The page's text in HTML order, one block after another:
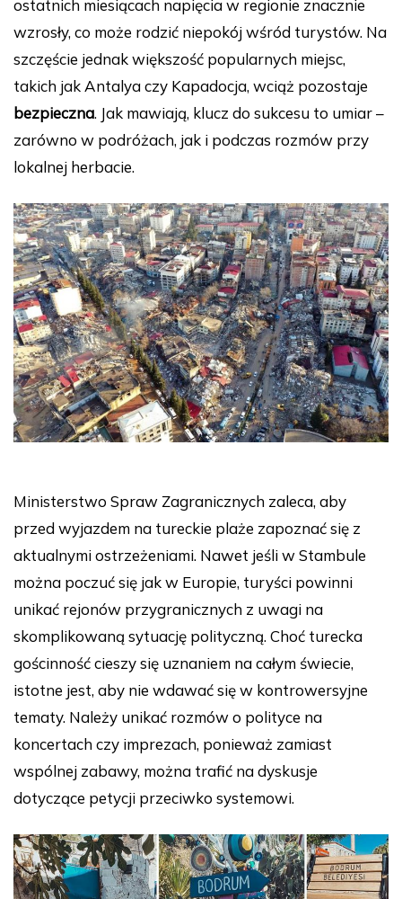
ostatnich miesiącach napięcia w regionie znacznie
wzrosły, co może rodzić niepokój wśród turystów. Na
szczęście jednak większość popularnych miejsc,
takich jak Antalya czy Kapadocja, wciąż pozostaje
bezpieczna. Jak mawiają, klucz do sukcesu to umiar –
zarówno w podróżach, jak i podczas rozmów przy
lokalnej herbacie.
Ministerstwo Spraw Zagranicznych zaleca, aby
przed wyjazdem na tureckie plaże zapoznać się z
aktualnymi ostrzeżeniami. Nawet jeśli w Stambule
można poczuć się jak w Europie, turyści powinni
unikać rejonów przygranicznych z uwagi na
skomplikowaną sytuację polityczną. Choć turecka
gościnność cieszy się uznaniem na całym świecie,
istotne jest, aby nie wdawać się w kontrowersyjne
tematy. Należy unikać rozmów o polityce na
koncertach czy imprezach, ponieważ zamiast
wspólnej zabawy, można trafić na dyskusje
dotyczące petycji przeciwko systemowi.